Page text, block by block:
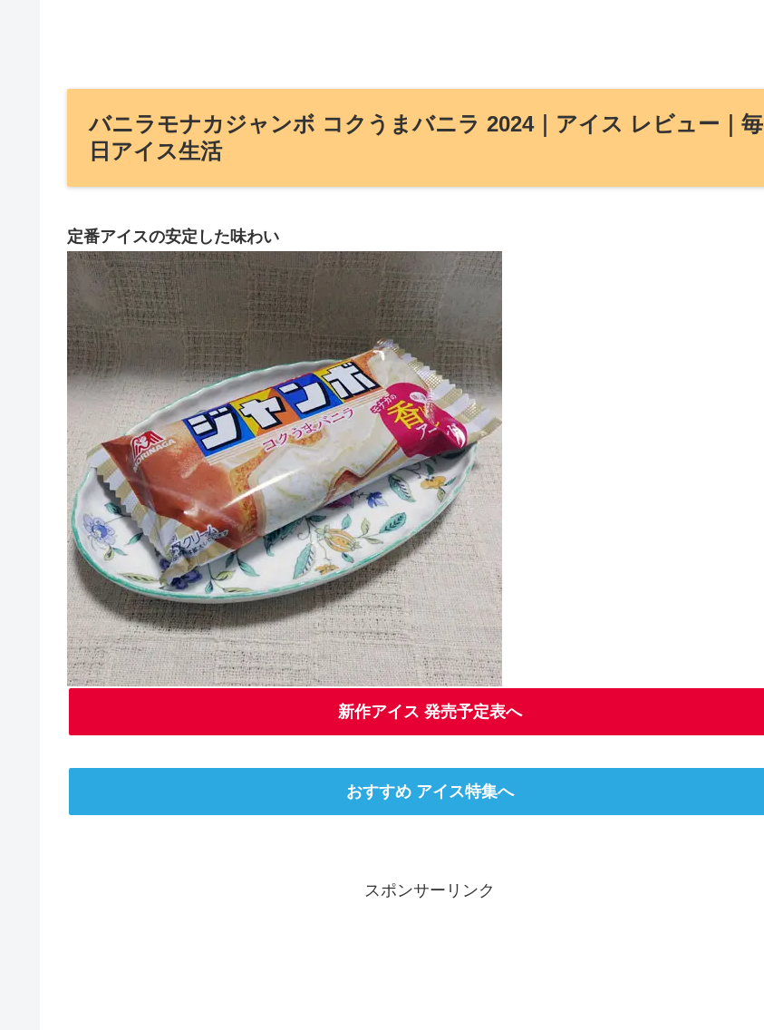
バニラモナカジャンボ コクうまバニラ 2024｜アイス レビュー｜毎
日アイス生活
定番アイスの安定した味わい
新作アイス 発売予定表へ
おすすめ アイス特集へ
スポンサーリンク